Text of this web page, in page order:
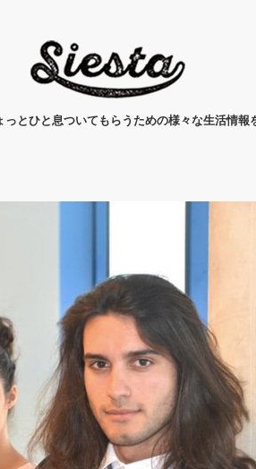
とひと息ついてもらうための様々な生活情報